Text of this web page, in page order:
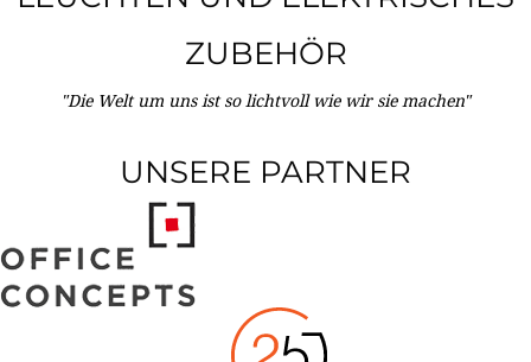
ZUBEHÖR
"Die Welt um uns ist so lichtvoll wie wir sie machen"
UNSERE PARTNER